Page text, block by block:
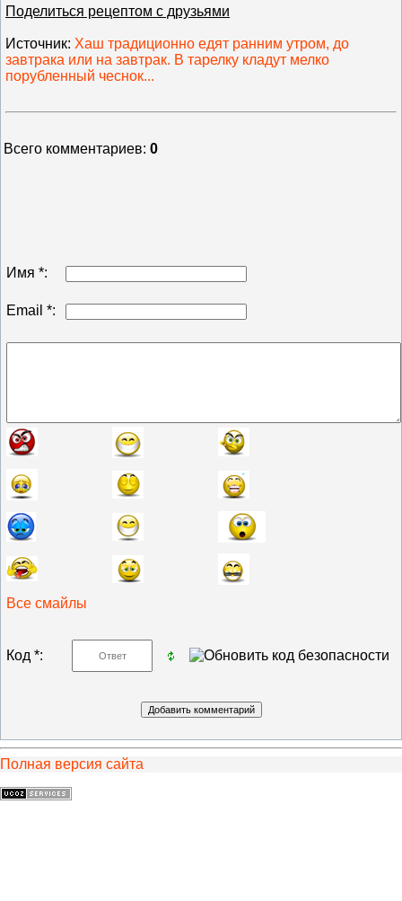
Поделиться рецептом с друзьями
Источник: Хаш традиционно едят ранним утром, до
завтрака или на завтрак. В тарелку кладут мелко
порубленный чеснок...
Всего комментариев: 0
Имя *:
Email *:
Все смайлы
Код *:
Полная версия сайта